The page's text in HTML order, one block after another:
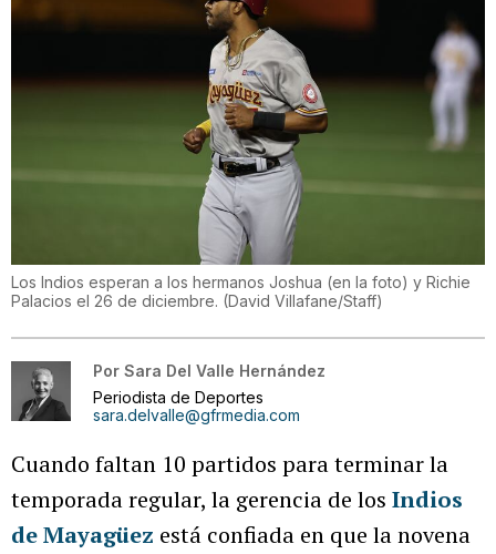
Los Indios esperan a los hermanos Joshua (en la foto) y Richie
Palacios el 26 de diciembre. (David Villafane/Staff)
Por Sara Del Valle Hernández
Periodista de Deportes
sara.delvalle@gfrmedia.com
Cuando faltan 10 partidos para terminar la
temporada regular, la gerencia de los Indios
de Mayagüez está confiada en que la novena